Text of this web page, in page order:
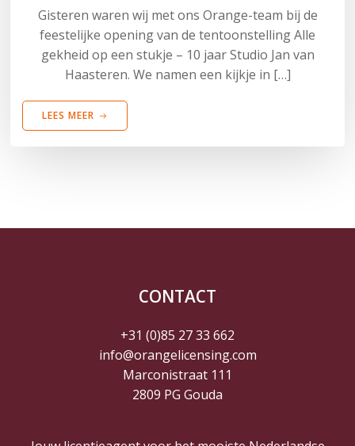
Gisteren waren wij met ons Orange-team bij de
feestelijke opening van de tentoonstelling Alle
gekheid op een stukje – 10 jaar Studio Jan van
Haasteren. We namen een kijkje in […]
LEES MEER
CONTACT
+31 (0)85 27 33 662
info@orangelicensing.com
Marconistraat 111
2809 PG Gouda